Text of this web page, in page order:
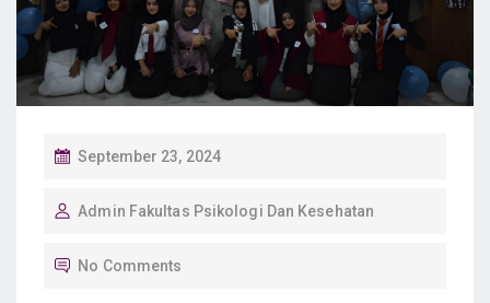
P
S
September 23, 2024
Admin Fakultas Psikologi Dan Kesehatan
No Comments